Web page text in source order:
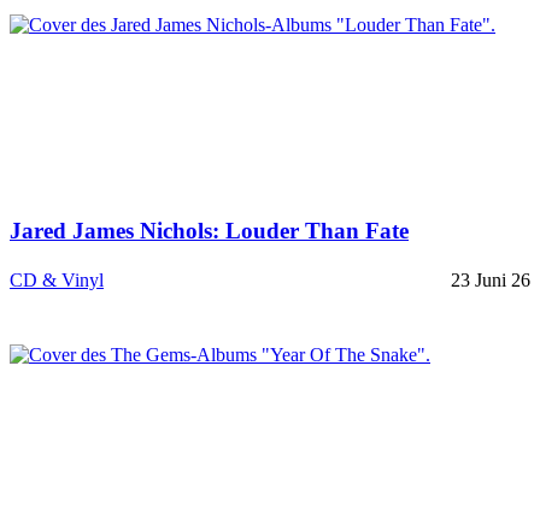
Jared James Nichols: Louder Than Fate
CD & Vinyl 23 Juni 26